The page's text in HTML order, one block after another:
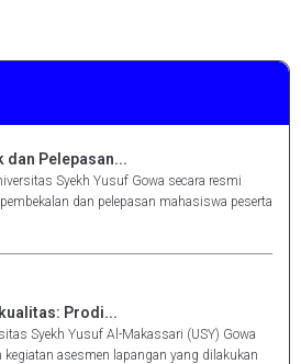
dan Pelepasan...
Syekh Yusuf Gowa secara resmi
dan pelepasan mahasiswa peserta
Prodi...
Syekh Yusuf Al-Makassari (USY) Gowa
kegiatan asesmen lapangan yang dilakukan